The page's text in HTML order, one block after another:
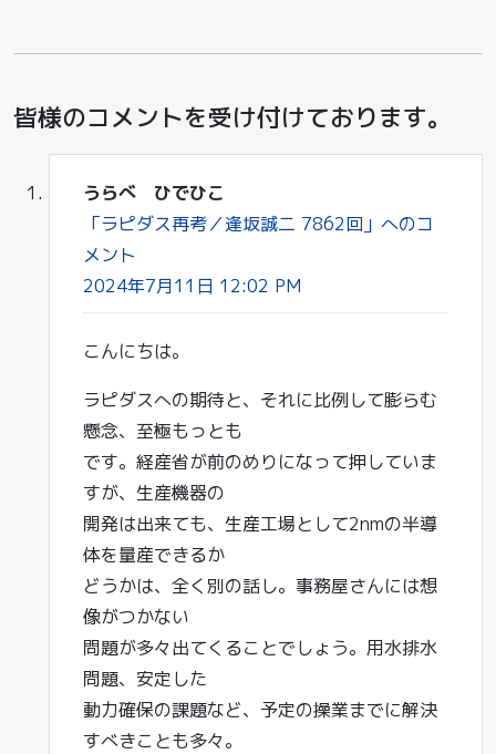
皆様のコメントを受け付けております。
うらべ ひでひこ
「ラピダス再考／逢坂誠二 7862回」へのコ
メント
2024年7月11日 12:02 PM
こんにちは。
ラピダスへの期待と、それに比例して膨らむ
懸念、至極もっとも
です。経産省が前のめりになって押していま
すが、生産機器の
開発は出来ても、生産工場として2nmの半導
体を量産できるか
どうかは、全く別の話し。事務屋さんには想
像がつかない
問題が多々出てくることでしょう。用水排水
問題、安定した
動力確保の課題など、予定の操業までに解決
すべきことも多々。